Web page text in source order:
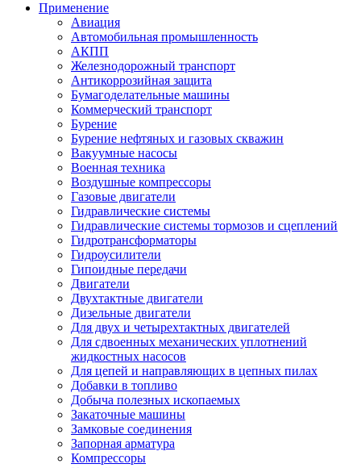
Применение
Авиация
Автомобильная промышленность
АКПП
Железнодорожный транспорт
Антикоррозийная защита
Бумагоделательные машины
Коммерческий транспорт
Бурение
Бурение нефтяных и газовых скважин
Вакуумные насосы
Военная техника
Воздушные компрессоры
Газовые двигатели
Гидравлические системы
Гидравлические системы тормозов и сцеплений
Гидротрансформаторы
Гидроусилители
Гипоидные передачи
Двигатели
Двухтактные двигатели
Дизельные двигатели
Для двух и четырехтактных двигателей
Для сдвоенных механических уплотнений
жидкостных насосов
Для цепей и направляющих в цепных пилах
Добавки в топливо
Добыча полезных ископаемых
Закаточные машины
Замковые соединения
Запорная арматура
Компрессоры